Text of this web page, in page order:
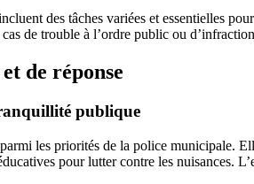
des tâches variées et essentielles
de trouble à l’ordre public ou
de réponse
publique
les priorités de la police municipale.
pour lutter contre les nuisances.